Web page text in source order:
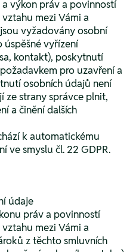
výkon práv a povinností
mezi Vámi a
vyžadovány osobní
úspěšné vyřízení
kontakt), poskytnutí
pro uzavření a
osobních údajů není
ze strany správce plnit,
a činění dalších
k automatickému
ve smyslu čl. 22 GDPR.
údaje
práv a povinností
mezi Vámi a
z těchto smluvních